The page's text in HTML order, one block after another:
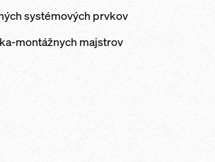
systémových prvkov
montážnych majstrov